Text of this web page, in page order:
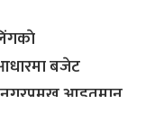
बजेट
नगरप्रमुख आइतमान